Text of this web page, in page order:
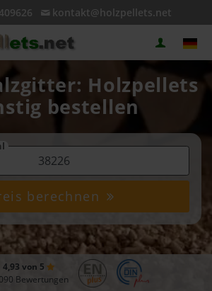
kontakt@holzpellets.net
Holzpellets
bestellen
berechnen
4,93 von 5
Bewertungen